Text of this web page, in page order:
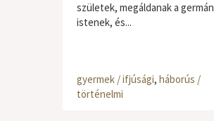
születek, megáldanak a germán
istenek, és...
gyermek / ifjúsági, háborús /
történelmi